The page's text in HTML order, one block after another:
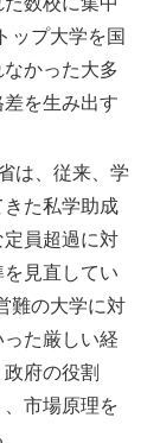
ップ大学を国
かった大多
を生み出す
は、従来、学
た私学助成
員超過に対
見直してい
難の大学に対
た厳しい経
府の役割
市場原理を